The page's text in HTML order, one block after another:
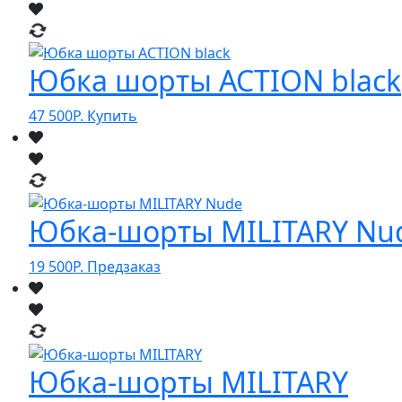
Юбка шорты ACTION black
47 500Р. Купить
Юбка-шорты MILITARY
19 500Р. Предзаказ
Юбка-шорты MILITARY